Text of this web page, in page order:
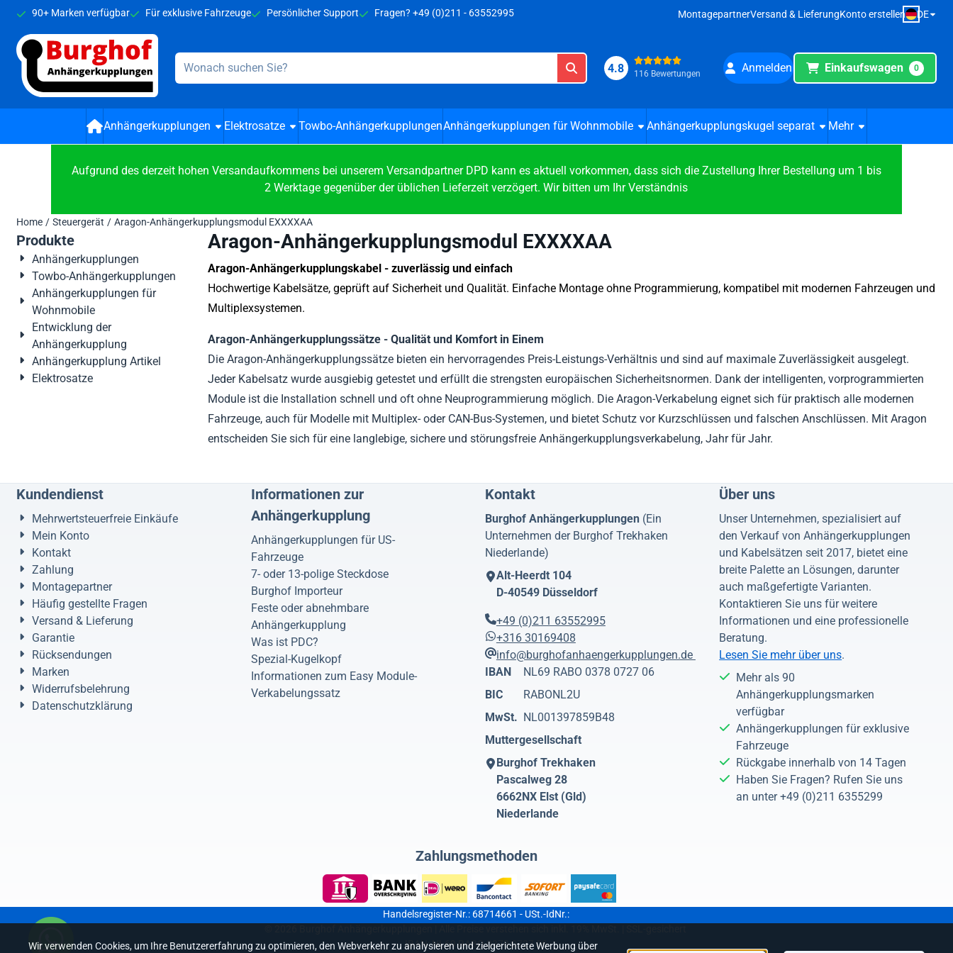
Cookie-Einstellungen verfügbar. Einstellungen wählen oder alle Cookies zulassen.
90+ Marken verfügbar Für exklusive Fahrzeuge Persönlicher Support Fragen? +49 (0)211 - 63552995 MontagepartnerVersand & LieferungKonto erstellen DE
Suche
4.8 116 Bewertungen Anmelden Einkaufswagen 0
Anhängerkupplungen Elektrosatze Towbo-AnhängerkupplungenAnhängerkupplungen für Wohnmobile Anhängerkupplungskugel separat Mehr
Aufgrund des derzeit hohen Versandaufkommens bei unserem Versandpartner DPD kann es aktuell vorkommen, dass sich die Zustellung Ihrer Bestellung um 1 bis
2 Werktage gegenüber der üblichen Lieferzeit verzögert. Wir bitten um Ihr Verständnis
Home / Steuergerät / Aragon-Anhängerkupplungsmodul EXXXXAA
Produkte
Anhängerkupplungen
Towbo-Anhängerkupplungen
Anhängerkupplungen für
Wohnmobile
Entwicklung der
Anhängerkupplung
Anhängerkupplung Artikel
Elektrosatze
Aragon-Anhängerkupplungsmodul EXXXXAA
Aragon-Anhängerkupplungskabel - zuverlässig und einfach
Hochwertige Kabelsätze, geprüft auf Sicherheit und Qualität. Einfache Montage ohne Programmierung, kompatibel mit modernen Fahrzeugen und
Multiplexsystemen.
Aragon-Anhängerkupplungssätze - Qualität und Komfort in Einem
Die Aragon-Anhängerkupplungssätze bieten ein hervorragendes Preis-Leistungs-Verhältnis und sind auf maximale Zuverlässigkeit ausgelegt.
Jeder Kabelsatz wurde ausgiebig getestet und erfüllt die strengsten europäischen Sicherheitsnormen. Dank der intelligenten, vorprogrammierten
Module ist die Installation schnell und oft ohne Neuprogrammierung möglich. Die Aragon-Verkabelung eignet sich für praktisch alle modernen
Fahrzeuge, auch für Modelle mit Multiplex- oder CAN-Bus-Systemen, und bietet Schutz vor Kurzschlüssen und falschen Anschlüssen. Mit Aragon
entscheiden Sie sich für eine langlebige, sichere und störungsfreie Anhängerkupplungsverkabelung, Jahr für Jahr.
Kundendienst
Mehrwertsteuerfreie Einkäufe
Mein Konto
Kontakt
Zahlung
Montagepartner
Häufig gestellte Fragen
Versand & Lieferung
Garantie
Rücksendungen
Marken
Widerrufsbelehrung
Datenschutzklärung
Informationen zur
Anhängerkupplung
Anhängerkupplungen für US-
Fahrzeuge
7- oder 13-polige Steckdose
Burghof Importeur
Feste oder abnehmbare
Anhängerkupplung
Was ist PDC?
Spezial-Kugelkopf
Informationen zum Easy Module-
Verkabelungssatz
Kontakt
Burghof Anhängerkupplungen(Ein
Unternehmen der Burghof Trekhaken
Niederlande)
Alt-Heerdt 104
D-40549 Düsseldorf
+49 (0)211 63552995
+316 30169408
info@burghofanhaengerkupplungen.de
IBAN
NL69 RABO 0378 0727 06
BIC
RABONL2U
MwSt. NL001397859B48
Muttergesellschaft
Burghof Trekhaken
Pascalweg 28
6662NX Elst (Gld)
Niederlande
Über uns
Unser Unternehmen, spezialisiert auf
den Verkauf von Anhängerkupplungen
und Kabelsätzen seit 2017, bietet eine
breite Palette an Lösungen, darunter
auch maßgefertigte Varianten.
Kontaktieren Sie uns für weitere
Informationen und eine professionelle
Beratung.
Lesen Sie mehr über uns.
Mehr als 90
Anhängerkupplungsmarken
verfügbar
Anhängerkupplungen für exklusive
Fahrzeuge
Rückgabe innerhalb von 14 Tagen
Haben Sie Fragen? Rufen Sie uns
an unter +49 (0)211 6355299
Zahlungsmethoden
Handelsregister-Nr.: 68714661 - USt.-IdNr.:
IBAN: NL69 RABO 0378 0727 06
Wir verwenden Cookies, um Ihre Benutzererfahrung zu optimieren, den Webverkehr zu analysieren und zielgerichtete Werbung über